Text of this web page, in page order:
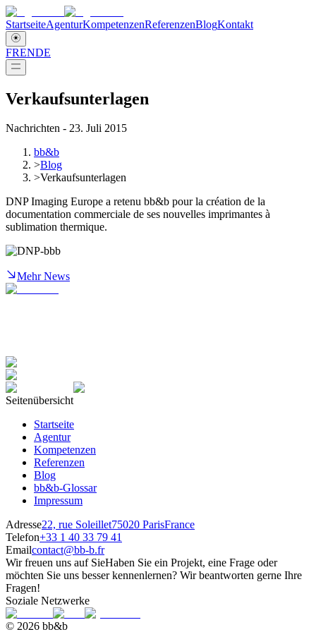
StartseiteAgenturKompetenzenReferenzenBlogKontakt
FRENDE
Verkaufsunterlagen
Nachrichten - 23. Juli 2015
bb&b
>Blog
>Verkaufsunterlagen
DNP Imaging Europe a retenu bb&b pour la création de la
documentation commerciale de ses nouvelles imprimantes à
sublimation thermique.
Mehr News
Seitenübersicht
Startseite
Agentur
Kompetenzen
Referenzen
Blog
bb&b-Glossar
Impressum
Adresse22, rue Soleillet75020 ParisFrance
Telefon+33 1 40 33 79 41
Emailcontact@bb-b.fr
Wir freuen uns auf SieHaben Sie ein Projekt, eine Frage oder
möchten Sie uns besser kennenlernen? Wir beantworten gerne Ihre
Fragen!
Soziale Netzwerke
© 2026 bb&b